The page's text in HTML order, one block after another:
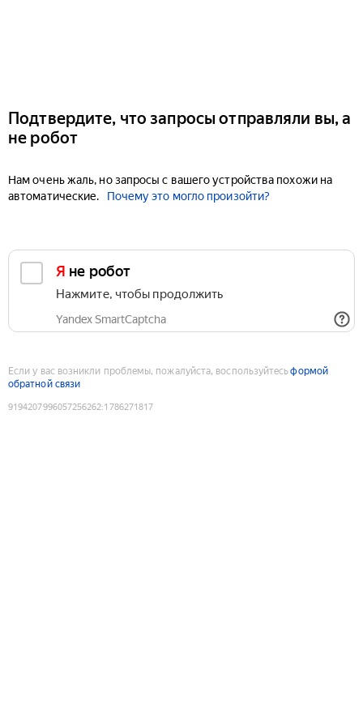
Подтвердите, что запросы отправляли вы, а
не робот
Нам очень жаль, но запросы с вашего устройства похожи на
автоматические.
Почему это могло произойти?
Я не робот
Нажмите, чтобы продолжить
Yandex SmartCaptcha
Если у вас возникли проблемы, пожалуйста, воспользуйтесьформой
обратной связи
9194207996057256262:1786271817